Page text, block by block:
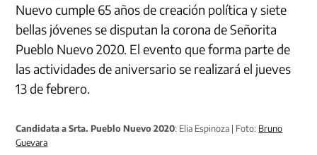
Nuevo cumple 65 años de creación política y siete
bellas jóvenes se disputan la corona de Señorita
Pueblo Nuevo 2020. El evento que forma parte de
las actividades de aniversario se realizará el jueves
13 de febrero.
Candidata a Srta. Pueblo Nuevo 2020: Elia Espinoza | Foto: Bruno
Guevara